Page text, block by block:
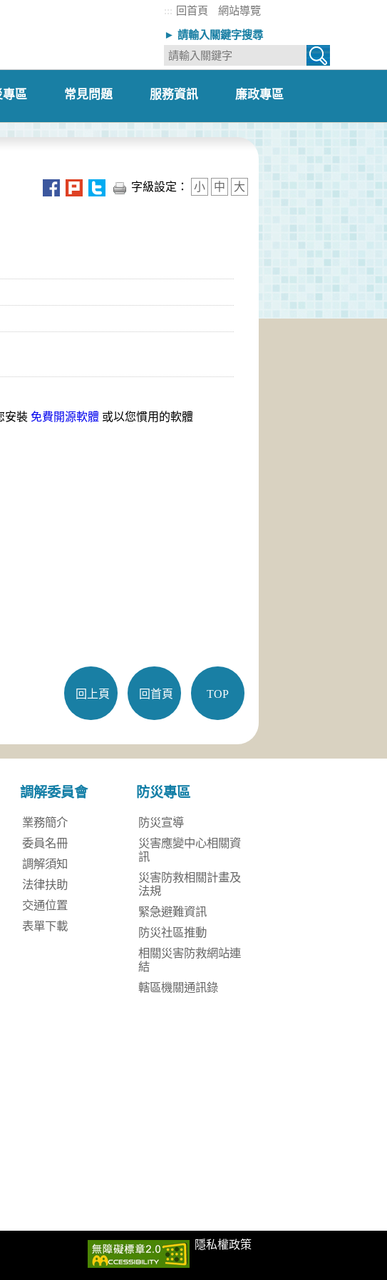
::: 回首頁
網站導覽
► 請輸入關鍵字搜尋
專區
常見問題
服務資訊
廉政專區
字級設定：
小 中 大
安裝 免費開源軟體 或以您慣用的軟體
回上頁 回首頁 TOP
調解委員會
業務簡介
委員名冊
調解須知
法律扶助
交通位置
表單下載
防災專區
防災宣導
災害應變中心相關資
訊
災害防救相關計畫及
法規
緊急避難資訊
防災社區推動
相關災害防救網站連
結
轄區機關通訊錄
隱私權政策